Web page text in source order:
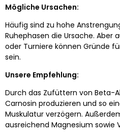
Mögliche Ursachen:
Häufig sind zu hohe
Ruhephasen die Ursache. Aber
oder Turniere können Gründe
sein.
Unsere Empfehlung:
Durch das Zufüttern von Beta-
Carnosin produzieren und so
Muskulatur verzögern.
ausreichend Magnesium sowie